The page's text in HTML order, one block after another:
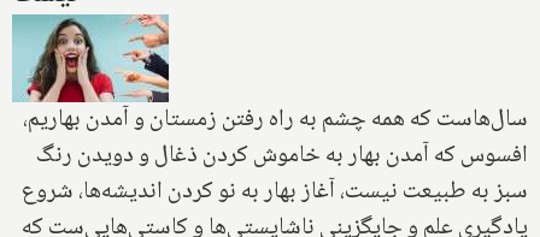
سال‌هاست که همه چشم به راه رفتن زمستان و آمدن بهاریم،
افسوس که آمدن بهار به خاموش کردن ذغال و دویدن رنگ
سبز به طبیعت نیست، آغاز بهار به نو کردن اندیشه‌ها، شروع
یادگیری علم و جایگزینی ناشایستی‌ها و کاستی‌هایی‌ست که